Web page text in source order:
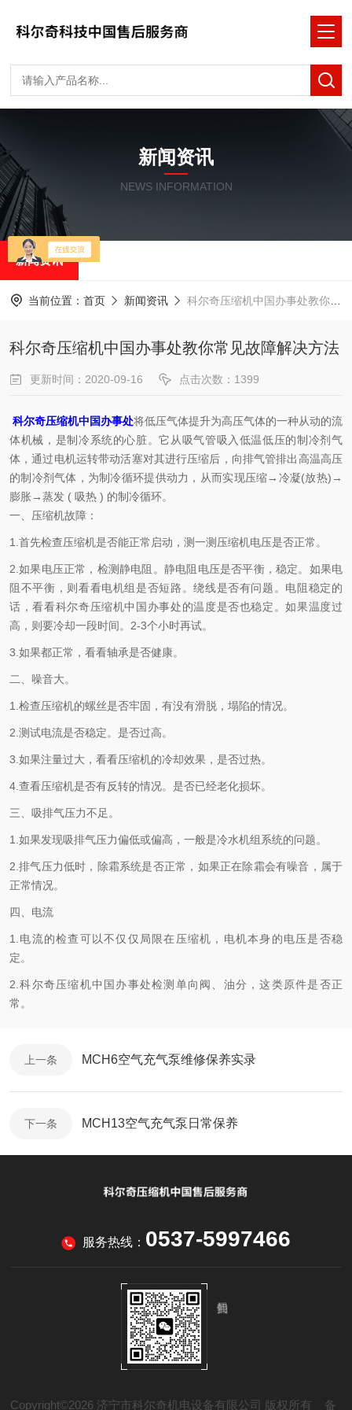
新闻资讯
NEWS INFORMATION
新闻资讯
当前位置： 首页 新闻资讯 科尔奇压缩机中国办事处教你常见故障解决方法
科尔奇压缩机中国办事处教你常见故障解决方法
更新时间：2020-09-16 点击次数：1399
科尔奇压缩机中国办事处将低压气体提升为高压气体的一种从动的流
体机械，是制冷系统的心脏。它从吸气管吸入低温低压的制冷剂气
体，通过电机运转带动活塞对其进行压缩后，向排气管排出高温高压
的制冷剂气体，为制冷循环提供动力，从而实现压缩→冷凝(放热)→
膨胀→蒸发 ( 吸热 ) 的制冷循环。
一、压缩机故障：
1.首先检查压缩机是否能正常启动，测一测压缩机电压是否正常。
2.如果电压正常，检测静电阻。静电阻电压是否平衡，稳定。如果电
阻不平衡，则看看电机组是否短路。绕线是否有问题。电阻稳定的
话，看看科尔奇压缩机中国办事处的温度是否也稳定。如果温度过
高，则要冷却一段时间。2-3个小时再试。
3.如果都正常，看看轴承是否健康。
二、噪音大。
1.检查压缩机的螺丝是否牢固，有没有滑脱，塌陷的情况。
2.测试电流是否稳定。是否过高。
3.如果注量过大，看看压缩机的冷却效果，是否过热。
4.查看压缩机是否有反转的情况。是否已经老化损坏。
三、吸排气压力不足。
1.如果发现吸排气压力偏低或偏高，一般是冷水机组系统的问题。
2.排气压力低时，除霜系统是否正常，如果正在除霜会有噪音，属于
正常情况。
四、电流
1.电流的检查可以不仅仅局限在压缩机，电机本身的电压是否稳
定。
2.科尔奇压缩机中国办事处检测单向阀、油分，这类原件是否正
常。
上一条 MCH6空气充气泵维修保养实录
下一条 MCH13空气充气泵日常保养
服务热线： 0537-5997466
Copyright©2026 济宁市科尔奇机电设备有限公司 版权所有 备